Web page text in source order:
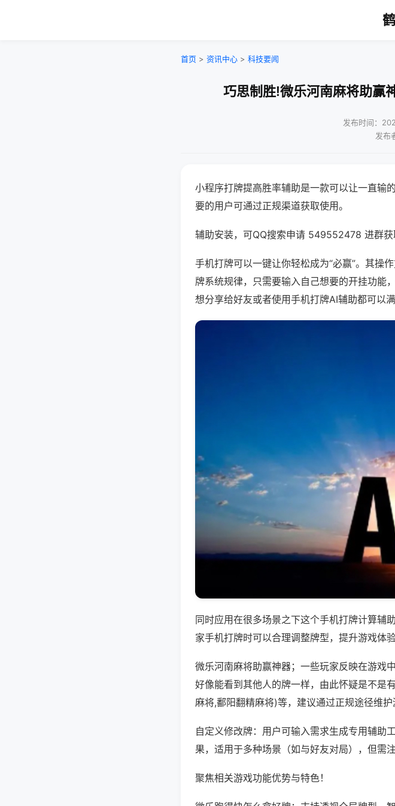
首页 > 资讯中心 > 科技要闻
巧思制胜!微乐河南麻将助赢
发布时间：
发布
小程序打牌提高胜率辅助是一款可以让一直输
要的用户可通过正规渠道获取使用。
辅助安装，可QQ搜索申请 549552478 进群获
手机打牌可以一键让你轻松成为“必赢”。其操
牌系统规律，只需要输入自己想要的开挂功能
想分享给好友或者使用手机打牌AI辅助都可以满
同时应用在很多场景之下这个手机打牌计算辅
家手机打牌时可以合理调整牌型，提升游戏体
微乐河南麻将助赢神器；一些玩家反映在游戏
好像能看到其他人的牌一样，由此怀疑是不是
麻将,鄱阳翻精麻将)等，建议通过正规途径维护
自定义修改牌：用户可输入需求生成专用辅助
果，适用于多种场景（如与好友对局），但需
聚焦相关游戏功能优势与特色！